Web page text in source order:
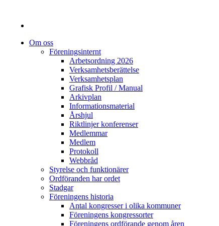
Om oss
Föreningsinternt
Arbetsordning 2026
Verksamhetsberättelse
Verksamhetsplan
Grafisk Profil / Manual
Arkivplan
Informationsmaterial
Årshjul
Riktlinjer konferenser
Medlemmar
Medlem
Protokoll
Webbråd
Styrelse och funktionärer
Ordföranden har ordet
Stadgar
Föreningens historia
Antal kongresser i olika kommuner
Föreningens kongressorter
Föreningens ordförande genom åren